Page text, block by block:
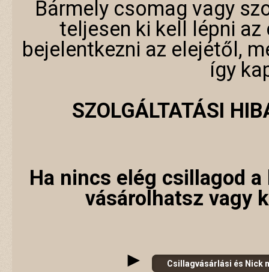
Bármely csomag vagy
teljesen ki kell lépni
bejelentkezni az elejétől,
így
SZOLGÁLTATÁSI
Ha nincs elég csillagod
vásárolhatsz vagy
► Csillagvásárlási és Nick